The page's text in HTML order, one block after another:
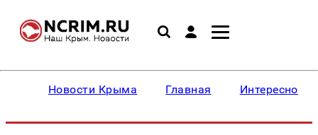
Новости Крыма Главная Интересное